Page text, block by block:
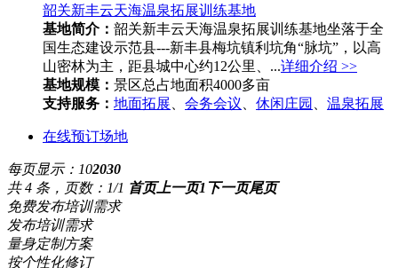
韶关新丰云天海温泉拓展训练基地
基地简介： 韶关新丰云天海温泉拓展训练基地坐落于全
国生态建设示范县---新丰县梅坑镇利坑角“脉坑”，以高
山密林为主，距县城中心约12公里、...详细介绍 >>
基地规模： 景区总占地面积4000多亩
支持服务： 地面拓展 会务会议 休闲庄园 温泉拓展
在线预订场地
每页显示： 102030
共 4 条，页数：1/1 首页上一页1 下一页尾页
免费发布培训需求
发布培训需求
量身定制方案
按个性化修订